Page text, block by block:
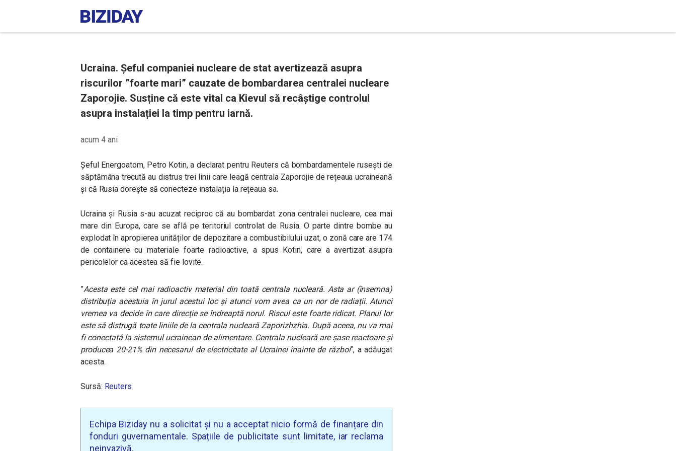
Ucraina. Șeful companiei nucleare de stat avertizează asupra
riscurilor ”foarte mari” cauzate de bombardarea centralei nucleare
Zaporojie. Susține că este vital ca Kievul să recâștige controlul
asupra instalației la timp pentru iarnă.
acum 4 ani
Șeful Energoatom, Petro Kotin,a declarat pentru Reuters că bombardamentele rusești de
săptămâna trecută au distrus trei linii care leagă centrala Zaporojiede rețeaua ucraineană
și că Rusia dorește să conecteze instalația la rețeaua sa.
Ucraina și Rusia s-au acuzat reciproc că au bombardat zona centralei nucleare, cea mai
mare din Europa, care se află pe teritoriul controlat de Rusia. O parte dintre bombe au
explodat în apropierea unităților de depozitare a combustibilului uzat, o zonă care are 174
de containere cu materiale foarte radioactive, a spus Kotin, care a avertizat asupra
pericolelor ca acestea să fie lovite.
”Acesta este cel mai radioactiv material din toată centrala nucleară. Asta ar (însemna)
distribuția acestuia în jurul acestui loc și atunci vom avea ca un nor de radiații. Atunci
vremea va decide în care direcție se îndreaptă norul. Riscul este foarte ridicat. Planul lor
este să distrugă toate liniile de la centrala nucleară Zaporizhzhia. După aceea, nu va mai
fi conectată la sistemul ucrainean de alimentare. Centrala nucleară are șase reactoare și
producea 20-21% din necesarul de electricitate al Ucrainei înainte de război”, a adăugat
acesta.
Sursă: Reuters
Echipa Biziday nu a solicitat și nu a acceptat nicio formă de finanțare din
fonduri guvernamentale. Spațiile de publicitate sunt limitate, iar reclama
neinvazivă.